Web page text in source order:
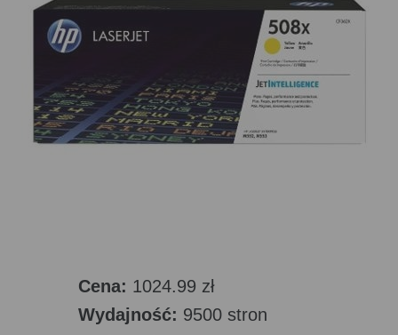
Cena: 1024.99 zł
Wydajność: 9500 stron